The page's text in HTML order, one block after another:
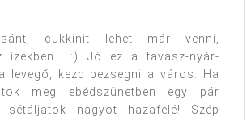
cukkinit lehet már venni,
ízekben… :) Jó ez a tavasz-nyár-
levegő, kezd pezsegni a város. Ha
meg ebédszünetben egy pár
sétáljatok nagyot hazafelé! Szép